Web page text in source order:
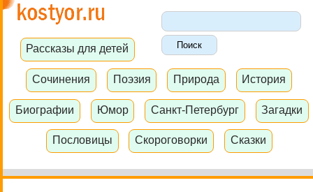
Рассказы для детей
Сочинения Поэзия Природа История
Биографии Юмор Санкт-Петербург Загадки
Пословицы Скороговорки Сказки